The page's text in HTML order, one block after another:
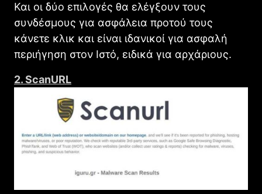
Και οι δύο επιλογές θα ελέγξουν τους
συνδέσμους για ασφάλεια προτού τους
κάνετε κλικ και είναι ιδανικοί για ασφαλή
περιήγηση στον Ιστό, ειδικά για αρχάριους.
2. ScanURL